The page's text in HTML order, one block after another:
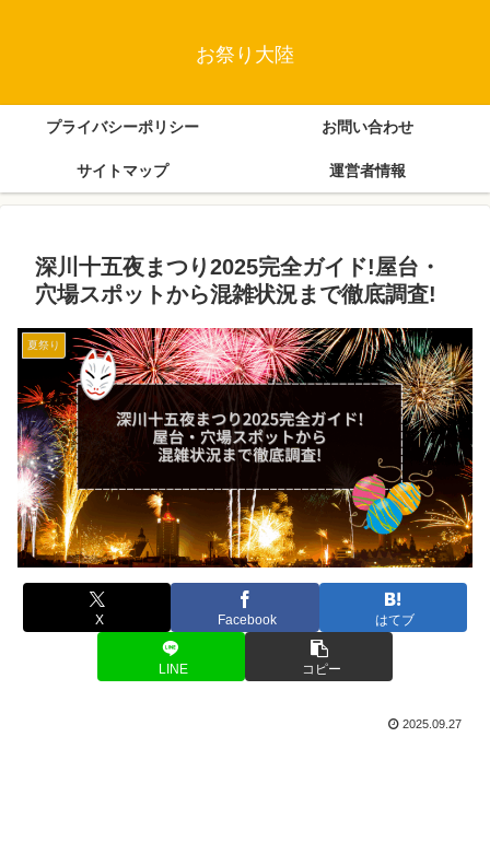
お祭り大陸
プライバシーポリシー お問い合わせ
サイトマップ 運営者情報
深川十五夜まつり2025完全ガイド!屋台・
穴場スポットから混雑状況まで徹底調査!
夏祭り
X Facebook はてブ
LINE コピー
2025.09.27